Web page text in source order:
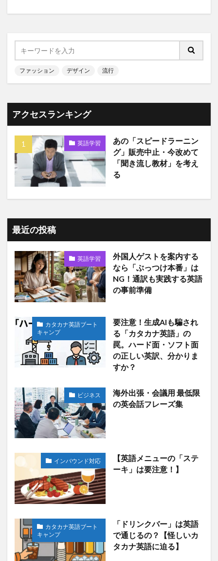
ファッション デザイン 流行
アクセスランキング
英語学習
あの「スピードラーニン
グ」販売中止・今改めて
「聞き流し教材」を考え
る
最近の投稿
英語学習
外国人ゲストを案内する
なら「ぶっつけ本番」は
NG！通訳も実践する英語
の事前準備
カタカナ英語ブート
キャンプ
要注意！生成AIも騙され
る「カタカナ英語」の
罠。ハード面・ソフト面
の正しい英訳、分かりま
すか？
ビジネス
海外出張・会議用 最低限
の英会話フレーズ集
インバウンド対応
【英語メニューの「ステ
ーキ」は要注意！】
カタカナ英語ブート
キャンプ
「ドリンクバー」は英語
で通じるの？【怪しいカ
タカナ英語に迫る】